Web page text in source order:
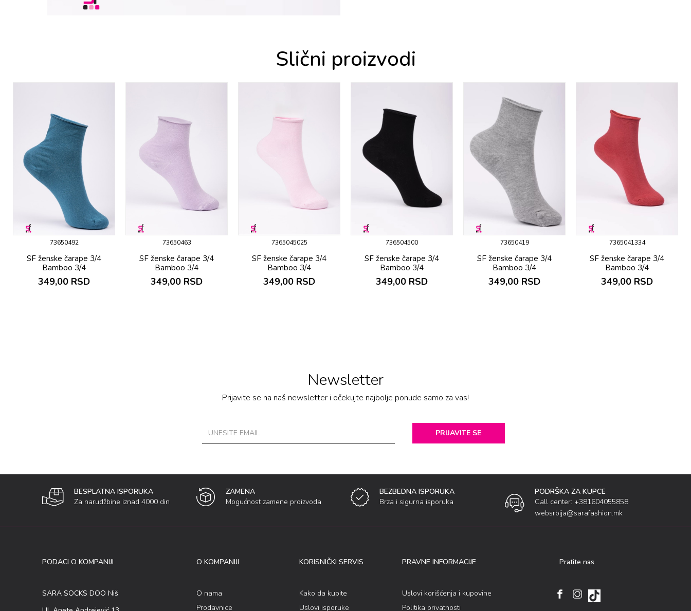
Slični proizvodi
73650492
SF ženske čarapе 3/4
Bamboo 3/4
349,00 RSD
73650463
SF ženske čarapе 3/4
Bamboo 3/4
349,00 RSD
7365045025
SF ženske čarapе 3/4
Bamboo 3/4
349,00 RSD
736504500
SF ženske čarapе 3/4
Bamboo 3/4
349,00 RSD
73650419
SF ženske čarapе 3/4
Bamboo 3/4
349,00 RSD
7365041334
SF ženske čarapе 3/4
Bamboo 3/4
349,00 RSD
Newsletter
Prijavite se na naš newsletter i očekujte najbolje ponude samo za vas!
PRIJAVITE SE
BESPLATNA ISPORUKA
Za narudžbine iznad 4000 din
ZAMENA
Mogućnost zamene proizvoda
BEZBEDNA ISPORUKA
Brza i sigurna isporuka
PODRŠKA ZA KUPCE
Call center: +381604055858
websrbija@sarafashion.mk
PODACI O KOMPANIJI
SARA SOCKS DOO Niš
O KOMPANIJI
O nama
Prodavnice
KORISNIČKI SERVIS
Kako da kupite
Uslovi isporuke
PRAVNE INFORMACIJE
Uslovi korišćenja i kupovine
Politika privatnosti
Pratite nas